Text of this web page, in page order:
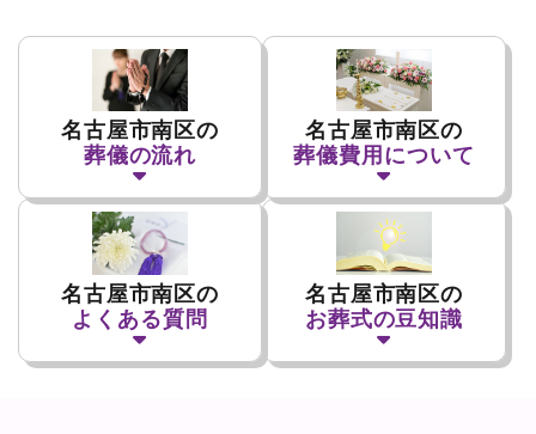
名古屋市南区の
葬儀の流れ
名古屋市南区の
葬儀費用について
名古屋市南区の
よくある質問
名古屋市南区の
お葬式の豆知識